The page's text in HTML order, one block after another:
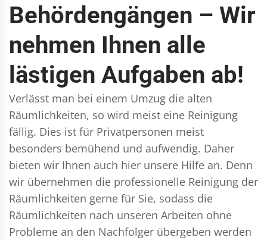
Behördengängen – Wir
nehmen Ihnen alle
lästigen Aufgaben ab!
Verlässt man bei einem Umzug die alten
Räumlichkeiten, so wird meist eine Reinigung
fällig. Dies ist für Privatpersonen meist
besonders bemühend und aufwendig. Daher
bieten wir Ihnen auch hier unsere Hilfe an. Denn
wir übernehmen die professionelle Reinigung der
Räumlichkeiten gerne für Sie, sodass die
Räumlichkeiten nach unseren Arbeiten ohne
Probleme an den Nachfolger übergeben werden